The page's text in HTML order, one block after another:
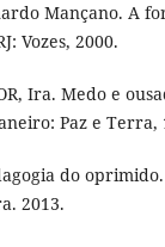
Mançano. A
Vozes, 2000.
Ira. Medo e
Paz e Terra,
do
2013.